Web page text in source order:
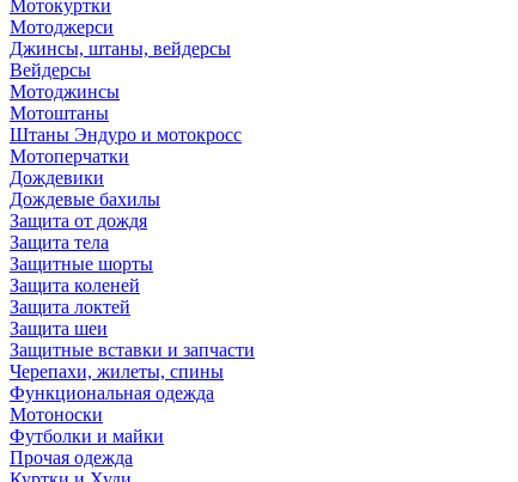
Мотокуртки
Мотоджерси
Джинсы, штаны, вейдерсы
Вейдерсы
Мотоджинсы
Мотоштаны
Штаны Эндуро и мотокросс
Мотоперчатки
Дождевики
Дождевые бахилы
Защита от дождя
Защита тела
Защитные шорты
Защита коленей
Защита локтей
Защита шеи
Защитные вставки и запчасти
Черепахи, жилеты, спины
Функциональная одежда
Мотоноски
Футболки и майки
Прочая одежда